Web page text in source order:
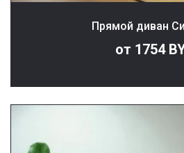
Прямой диван
от 1754